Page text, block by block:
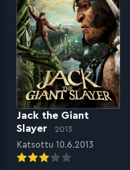
Jack the Giant
Slayer
2013
Katsottu 10.6.2013